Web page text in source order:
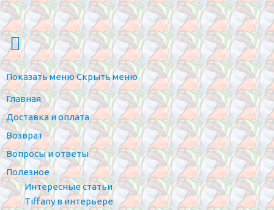
Показать менюСкрыть меню
Главная
Доставка и оплата
Возврат
Вопросы и ответы
Полезное
Интересные статьи
Tiffany в интерьере